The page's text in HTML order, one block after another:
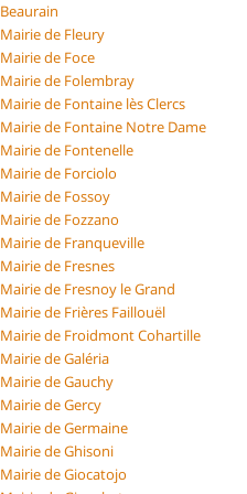
Beaurain
Mairie de Fleury
Mairie de Foce
Mairie de Folembray
Mairie de Fontaine lès Clercs
Mairie de Fontaine Notre Dame
Mairie de Fontenelle
Mairie de Forciolo
Mairie de Fossoy
Mairie de Fozzano
Mairie de Franqueville
Mairie de Fresnes
Mairie de Fresnoy le Grand
Mairie de Frières Faillouël
Mairie de Froidmont Cohartille
Mairie de Galéria
Mairie de Gauchy
Mairie de Gercy
Mairie de Germaine
Mairie de Ghisoni
Mairie de Giocatojo